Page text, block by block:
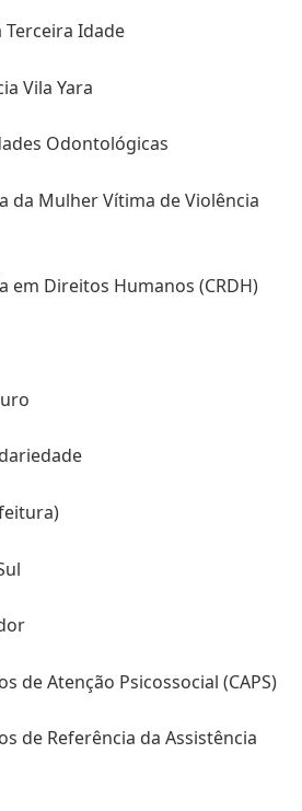
Terceira Idade
Vila Yara
Odontológicas
da Mulher Vítima de Violência
em Direitos Humanos (CRDH)
de Atenção Psicossocial (CAPS)
de Referência da Assistência